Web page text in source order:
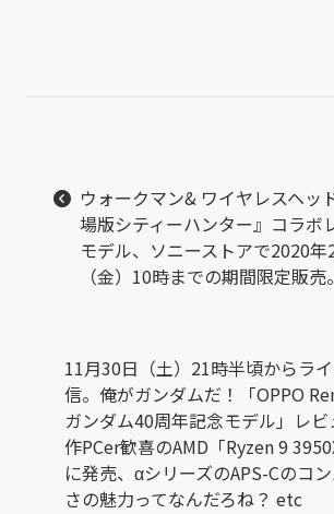
ウォークマン& ワイヤレスヘッ
場版シティーハンター』コラボ
モデル、ソニーストアで2020年
（金）10時までの期間限定販売。
11月30日（土）21時半頃からラ
信。俺がガンダムだ！「OPPO
ガンダム40周年記念モデル」レビ
作PCer歓喜のAMD「Ryzen 9
に発売、αシリーズのAPS-Cのコ
さの魅力ってなんだろね？ etc